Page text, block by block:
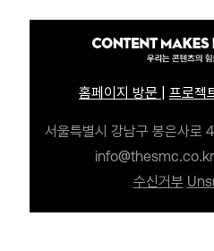
홈페이지 방문 프로젝
서울특별시 강남구 봉은사로
수신거부